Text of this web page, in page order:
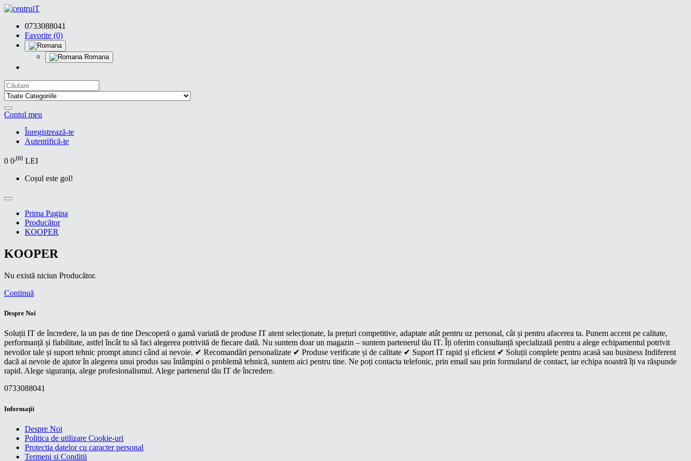
0733088041
Favorite (0)
Romana
Contul meu
Înregistrează-te
Autentifică-te
0 0,00 LEI
Coșul este gol!
Prima Pagina
Producător
KOOPER
KOOPER
Nu există niciun Producător.
Continuă
Despre Noi
Soluții IT de încredere, la un pas de tine Descoperă o gamă variată de produse IT atent selecționate, la prețuri competitive, adaptate atât pentru uz personal, cât și pentru afacerea ta. Punem accent pe calitate,
performanță și fiabilitate, astfel încât tu să faci alegerea potrivită de fiecare dată. Nu suntem doar un magazin – suntem partenerul tău IT. Îți oferim consultanță specializată pentru a alege echipamentul potrivit
nevoilor tale și suport tehnic prompt atunci când ai nevoie. ✔ Recomandări personalizate ✔ Produse verificate și de calitate ✔ Suport IT rapid și eficient ✔ Soluții complete pentru acasă sau business Indiferent
dacă ai nevoie de ajutor în alegerea unui produs sau întâmpini o problemă tehnică, suntem aici pentru tine. Ne poți contacta telefonic, prin email sau prin formularul de contact, iar echipa noastră îți va răspunde
rapid. Alege siguranța, alege profesionalismul. Alege partenerul tău IT de încredere.
0733088041
Informaţii
Despre Noi
Politica de utilizare Cookie-uri
Protectia datelor cu caracter personal
Termeni si Conditii